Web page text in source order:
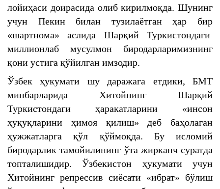
лойиҳаси доирасида олиб кирилмоқда. Шунинг
учун Пекин билан тузилаётган ҳар бир
«шартнома» аслида Шарқий Туркистондаги
миллионлаб мусулмон биродарларимизнинг
қони устига қўйилган имзодир.
Ўзбек ҳукумати шу даражага етдики, БМТ
минбарларида Хитойнинг Шарқий
Туркистондаги ҳаракатларини «инсон
ҳуқуқларини ҳимоя қилиш» деб баҳолаган
ҳужжатларга қўл қўймоқда. Бу исломий
биродарлик тамойилининг ўта жирканч суратда
топталишидир. Ўзбекистон ҳукумати учун
Хитойнинг репрессив сиёсати «ибрат» бўлиш